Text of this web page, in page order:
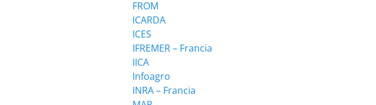
FROM
ICARDA
ICES
IFREMER – Francia
IICA
Infoagro
INRA – Francia